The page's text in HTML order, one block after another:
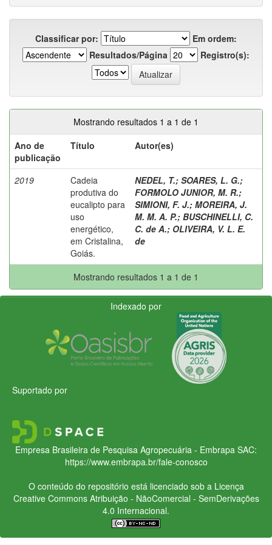
Classificar por:
Em ordem:
Resultados/Página
Registro(s):
Mostrando resultados 1 a 1 de 1
Ano de
publicação
Título Autor(es)
2019
Cadeia
produtiva do
eucalipto para
uso
energético,
em Cristalina,
Goiás.
NEDEL, T.; SOARES, L. G.;
FORMOLO JUNIOR, M. R.;
SIMIONI, F. J.; MOREIRA, J.
M. M. A. P.; BUSCHINELLI, C.
C. de A.; OLIVEIRA, V. L. E.
de
Mostrando resultados 1 a 1 de 1
Indexado por
Suportado por
Empresa Brasileira de Pesquisa Agropecuária - Embrapa SAC:
https://www.embrapa.br/fale-conosco
O conteúdo do repositório está licenciado sob a Licença
Creative CommonsAtribuição - NãoComercial - SemDerivações
4.0 Internacional.